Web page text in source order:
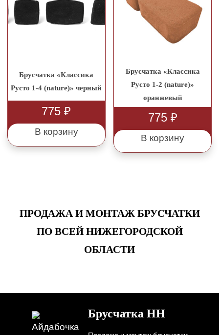
Брусчатка «Классика
Русто 1-4 (nature)» черный
775₽
В корзину
Брусчатка «Классика
Русто 1-2 (nature)»
оранжевый
775 ₽
В корзину
ПРОДАЖА И МОНТАЖ БРУСЧАТКИ
ПО ВСЕЙ НИЖЕГОРОДСКОЙ
ОБЛАСТИ
Брусчатка НН